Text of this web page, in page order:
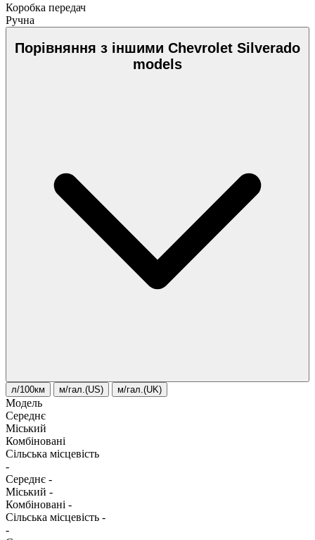
Коробка передач
Ручна
Порівняння з іншими Chevrolet Silverado
models
л/100км м/гал.(US) м/гал.(UK)
Модель
Середнє
Міський
Комбіновані
Сільська місцевість
-
Середнє -
Міський -
Комбіновані -
Сільська місцевість -
-